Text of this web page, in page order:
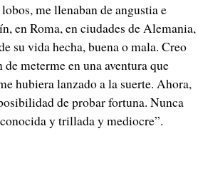
me llenaban de angustia e
en Roma, en ciudades de Alemania,
su vida hecha, buena o mala. Creo
meterme en una aventura que
hubiera lanzado a la suerte. Ahora,
de probar fortuna. Nunca
y trillada y mediocre”.